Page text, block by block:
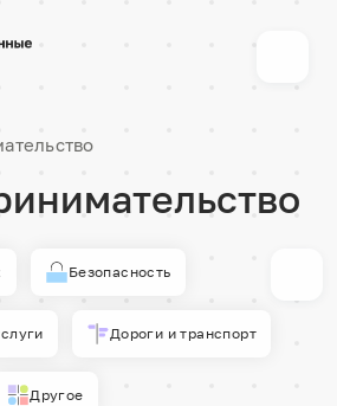
Безопасность
Дороги и транспорт
Другое